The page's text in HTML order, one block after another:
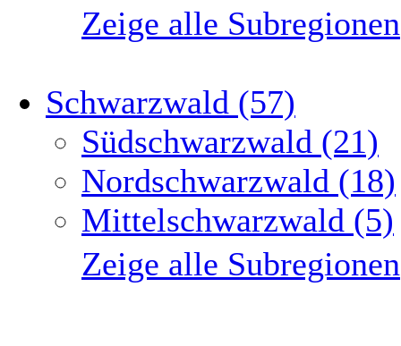
Zeige alle Subregionen
Schwarzwald (57)
Südschwarzwald (21)
Nordschwarzwald (18)
Mittelschwarzwald (5)
Zeige alle Subregionen